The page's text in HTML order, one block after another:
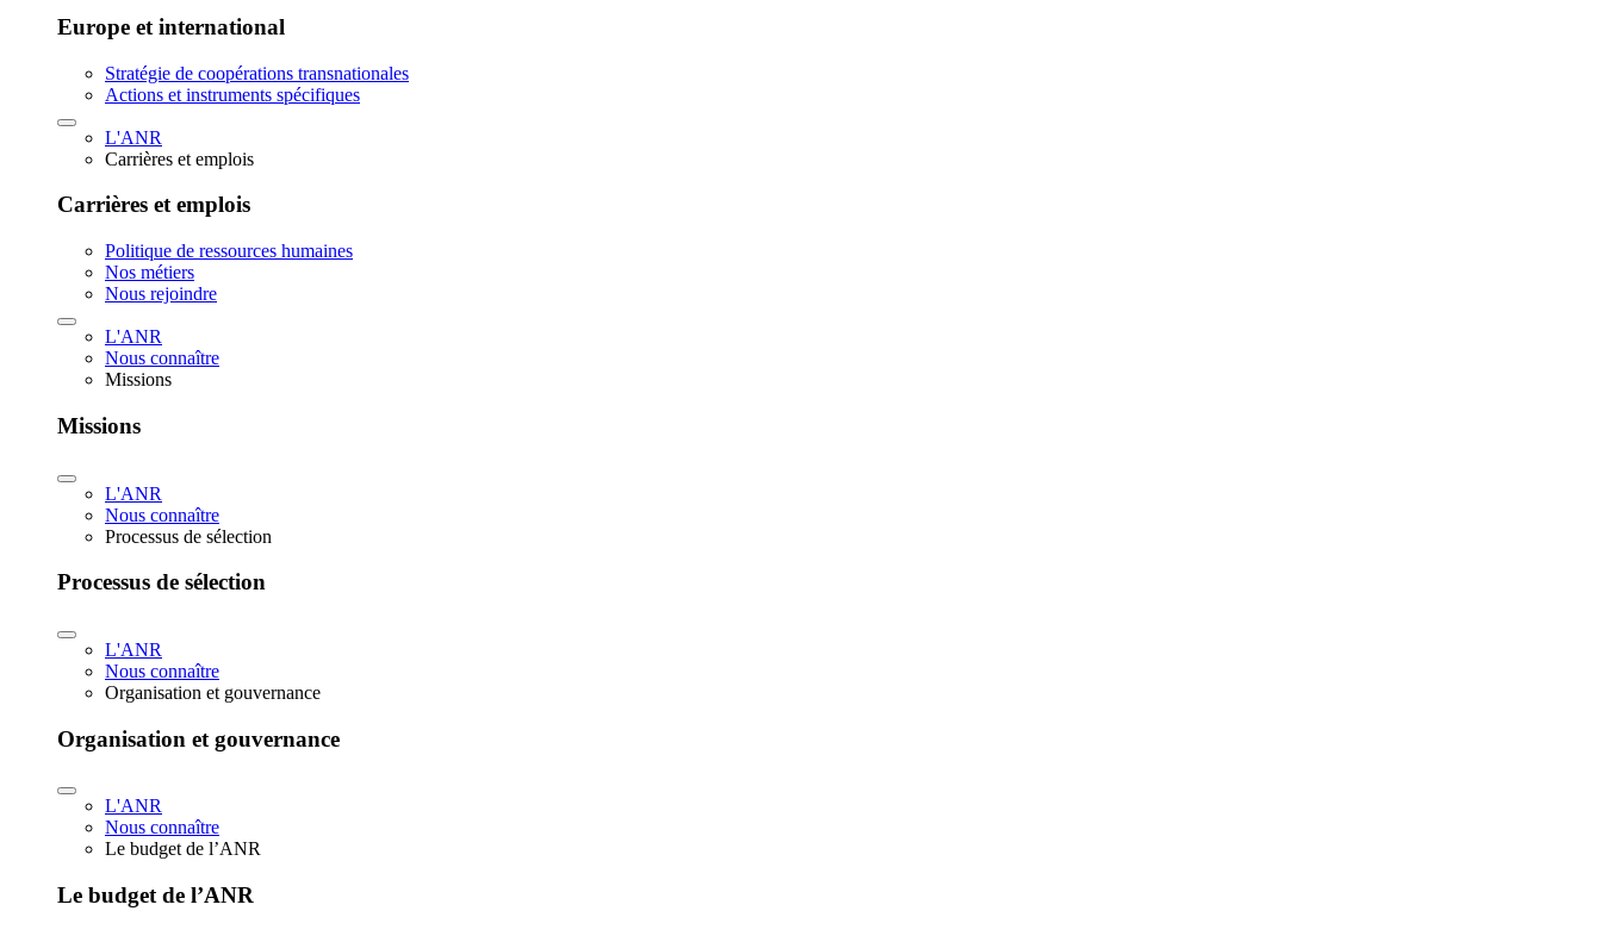
Europe et international
Stratégie de coopérations transnationales
Actions et instruments spécifiques
L'ANR
Carrières et emplois
Carrières et emplois
Politique de ressources humaines
Nos métiers
Nous rejoindre
L'ANR
Nous connaître
Missions
Missions
L'ANR
Nous connaître
Processus de sélection
Processus de sélection
L'ANR
Nous connaître
Organisation et gouvernance
Organisation et gouvernance
L'ANR
Nous connaître
Le budget de l’ANR
Le budget de l’ANR